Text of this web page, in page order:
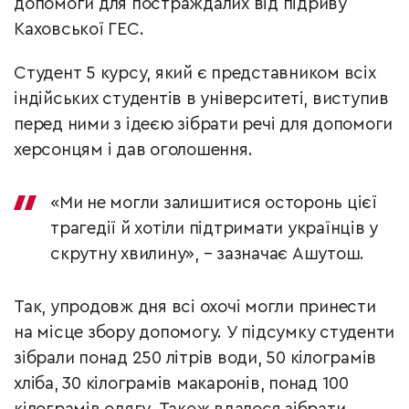
допомоги для постраждалих від підриву
Каховської ГЕС.
Студент 5 курсу, який є представником всіх
індійських студентів в університеті, виступив
перед ними з ідеєю зібрати речі для допомоги
херсонцям і дав оголошення.
«Ми не могли залишитися осторонь цієї
трагедії й хотіли підтримати українців у
скрутну хвилину», – зазначає Ашутош.
Так, упродовж дня всі охочі могли принести
на місце збору допомогу. У підсумку студенти
зібрали понад 250 літрів води, 50 кілограмів
хліба, 30 кілограмів макаронів, понад 100